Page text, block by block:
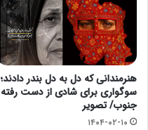
هنرمندانی که دل به دل بندر دادند؛
سوگواری برای شادی از دست رفته
جنوب/ تصویر
۱۴۰۴-۰۲-۱۰